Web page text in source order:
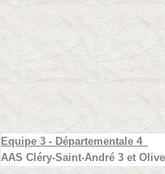
Equipe 3 - Départementale 4
AAS Cléry-Saint-André 3 et